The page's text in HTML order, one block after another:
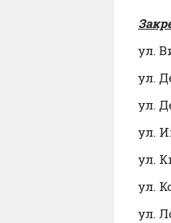
ул.
ул.
ул.
ул.
ул.
ул.
ул.